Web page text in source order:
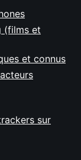
(films et
et connus
sur